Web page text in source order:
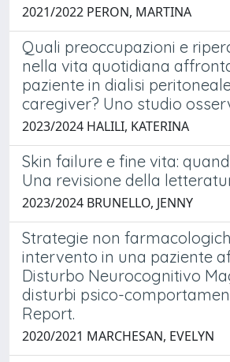
2021/2022 PERON, MARTINA
Quali preoccupazioni e
nella vita quotidiana
paziente in dialisi
caregiver? Uno studio
2023/2024 HALILI, KATERINA
Skin failure e fine vita:
Una revisione della
2023/2024 BRUNELLO, JENNY
Strategie non
intervento in una paziente
Disturbo Neurocognitivo
disturbi psico-
Report.
2020/2021 MARCHESAN, EVELYN